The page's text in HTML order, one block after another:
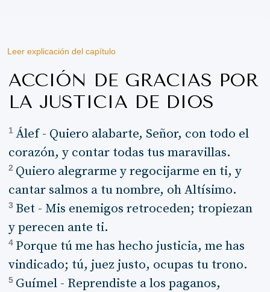
Leer explicación del capítulo
ACCIÓN DE GRACIAS POR
LA JUSTICIA DE DIOS
1 Álef - Quiero alabarte, Señor, con todo el
corazón, y contar todas tus maravillas.
2 Quiero alegrarme y regocijarme en ti, y
cantar salmos a tu nombre, oh Altísimo.
3 Bet - Mis enemigos retroceden; tropiezan
y perecen ante ti.
4 Porque tú me has hecho justicia, me has
vindicado; tú, juez justo, ocupas tu trono.
5 Guímel - Reprendiste a los paganos,